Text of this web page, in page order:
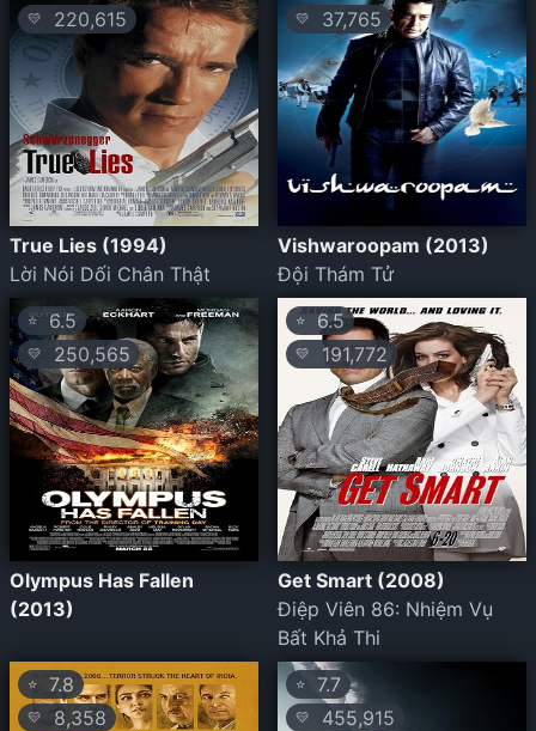
💛 220,615
True Lies (1994)
Lời Nói Dối Chân Thật
💛 37,765
Vishwaroopam (2013)
Đội Thám Tử
⭐6.5
💛 250,565
Olympus Has Fallen
(2013)
⭐6.5
💛 191,772
Get Smart (2008)
Điệp Viên 86: Nhiệm Vụ
Bất Khả Thi
⭐ 7.8
💛 8,358
⭐ 7.7
💛 455,915